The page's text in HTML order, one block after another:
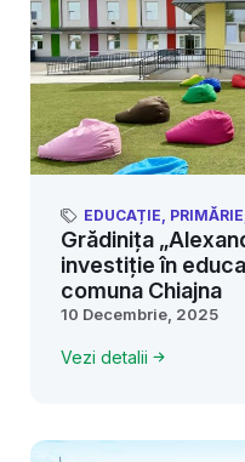
EDUCAȚIE, PRIMĂRIE
Grădinița
investiție în
comuna Chiajna
10 Decembrie, 2025
Vezi detalii